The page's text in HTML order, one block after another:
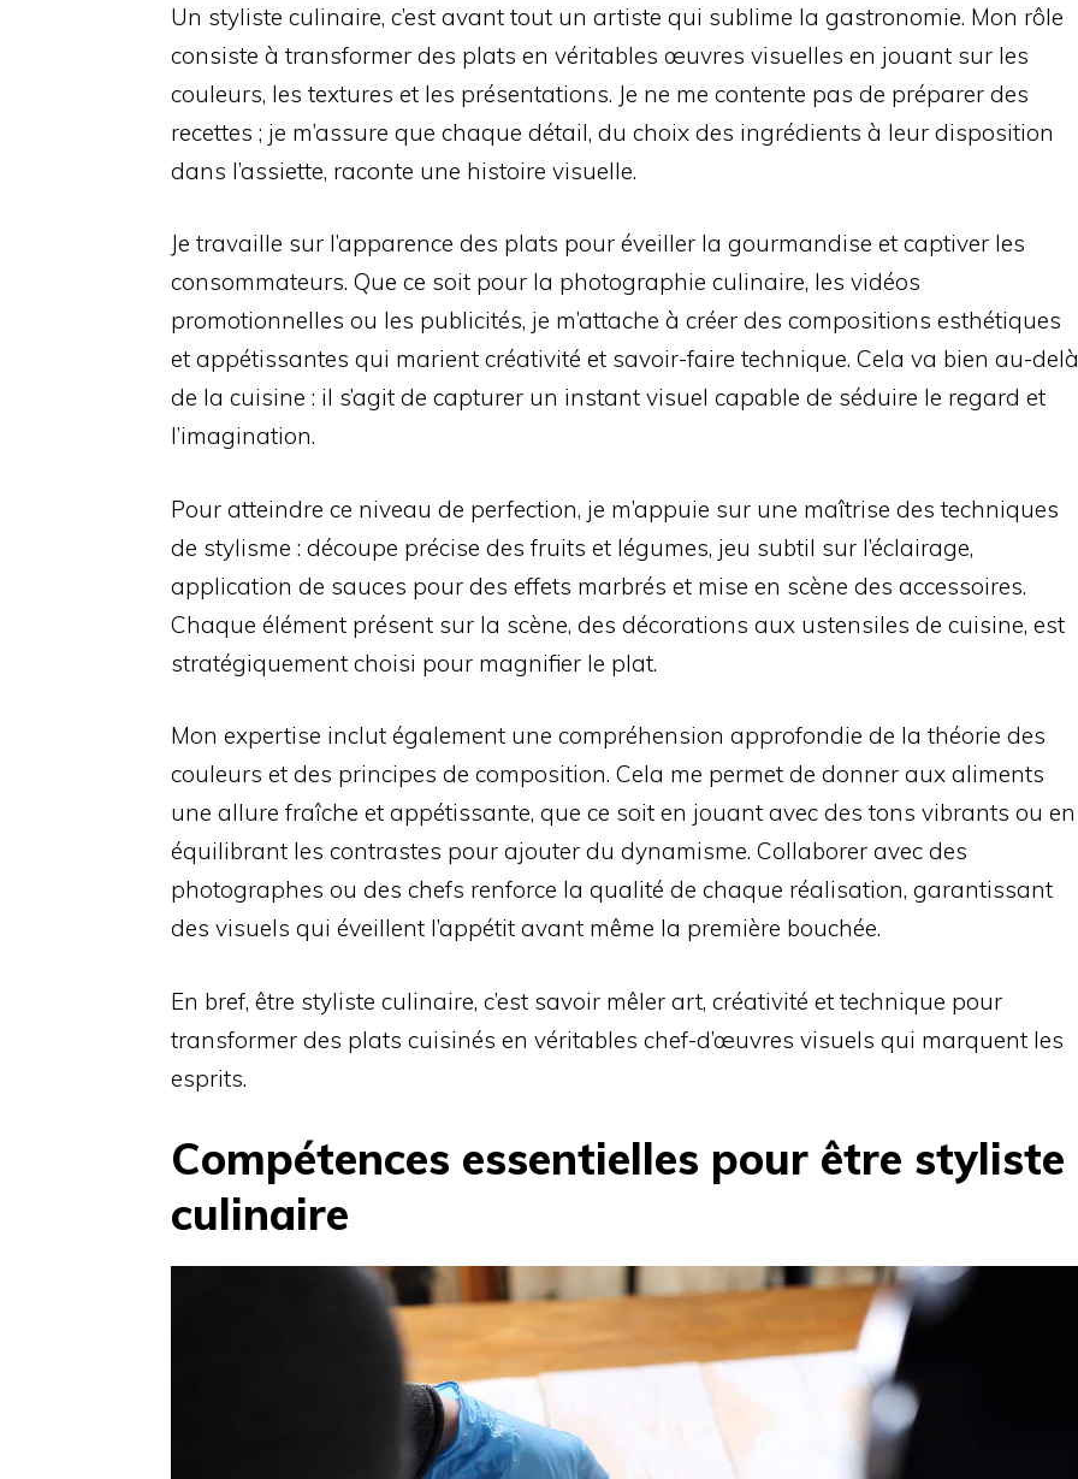
Un styliste culinaire, c’est avant tout un artiste qui sublime la gastronomie. Mon rôle
consiste à transformer des plats en véritables œuvres visuelles en jouant sur les
couleurs, les textures et les présentations. Je ne me contente pas de préparer des
recettes ; je m’assure que chaque détail, du choix des ingrédients à leur disposition
dans l’assiette, raconte une histoire visuelle.
Je travaille sur l’apparence des plats pour éveiller la gourmandise et captiver les
consommateurs. Que ce soit pour la photographie culinaire, les vidéos
promotionnelles ou les publicités, je m’attache à créer des compositions esthétiques
et appétissantes qui marient créativité et savoir-faire technique. Cela va bien au-delà
de la cuisine : il s’agit de capturer un instant visuel capable de séduire le regard et
l’imagination.
Pour atteindre ce niveau de perfection, je m’appuie sur une maîtrise des techniques
de stylisme : découpe précise des fruits et légumes, jeu subtil sur l’éclairage,
application de sauces pour des effets marbrés et mise en scène des accessoires.
Chaque élément présent sur la scène, des décorations aux ustensiles de cuisine, est
stratégiquement choisi pour magnifier le plat.
Mon expertise inclut également une compréhension approfondie de la théorie des
couleurs et des principes de composition. Cela me permet de donner aux aliments
une allure fraîche et appétissante, que ce soit en jouant avec des tons vibrants ou en
équilibrant les contrastes pour ajouter du dynamisme. Collaborer avec des
photographes ou des chefs renforce la qualité de chaque réalisation, garantissant
des visuels qui éveillent l’appétit avant même la première bouchée.
En bref, être styliste culinaire, c’est savoir mêler art, créativité et technique pour
transformer des plats cuisinés en véritables chef-d’œuvres visuels qui marquent les
esprits.
Compétences essentielles pour être styliste
culinaire